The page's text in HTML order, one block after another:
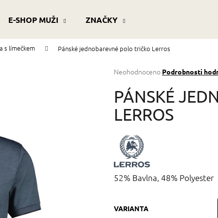
E-SHOP MUŽI ZNAČKY
s límečkem Pánské jednobarevné polo tričko Lerros
Průměrné
produktu
je
0,0
hvězdiček.
Neohodnoceno Podrobnosti
PÁNSKÉ
LERROS
52% Bavlna, 48% Polyester
VARIANTA
Co potřebujete najít?
HLEDAT